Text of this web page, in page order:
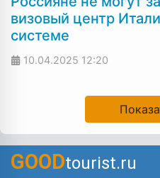
визовый центр
системе
10.04.2025 12:20
GOODtourist.ru